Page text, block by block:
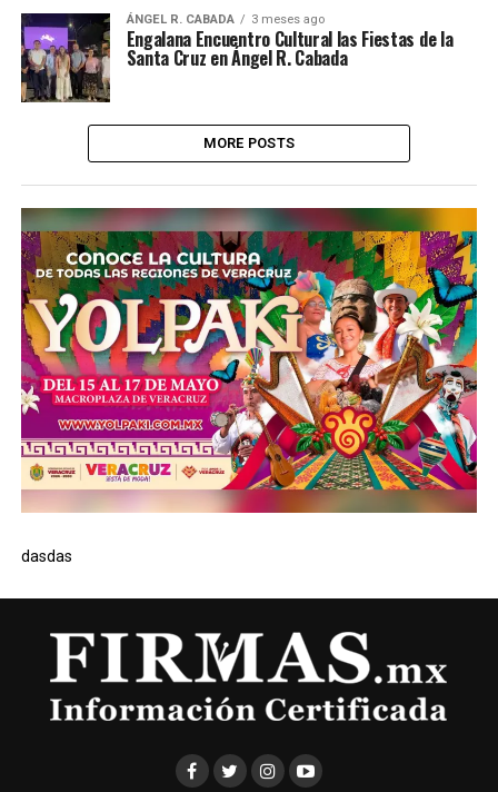
ÁNGEL R. CABADA 3 meses ago
Engalana Encuentro Cultural las Fiestas de la
Santa Cruz en Ángel R. Cabada
MORE POSTS
dasdas